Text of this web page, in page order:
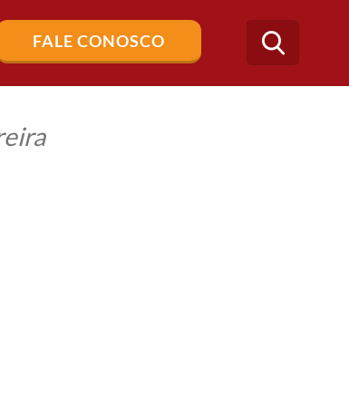
FALE CONOSCO
Buscar
no
blog